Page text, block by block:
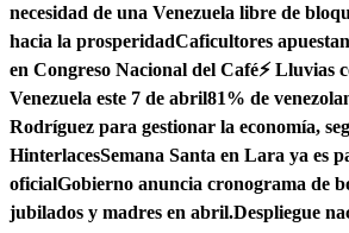
necesidad de una Venezuela libre de
hacia la prosperidadCaficultores
en Congreso Nacional del Café⚡ Lluvias
Venezuela este 7 de abril81% de
Rodríguez para gestionar la economía,
HinterlacesSemana Santa en Lara ya es
oficialGobierno anuncia cronograma de
jubilados y madres en abril.Despliegue